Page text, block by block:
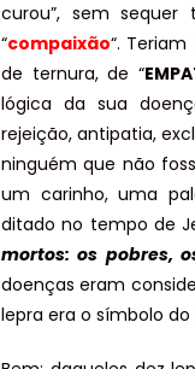
curou”, sem sequer
“compaixão“.
de ternura, de “
lógica da sua
rejeição, antipatia,
ninguém que não
um carinho, uma
ditado no tempo de
mortos: os pobres,
doenças eram
lepra era o símbolo